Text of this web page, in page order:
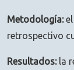
Metodología:el
retrospectivo
Resultados:la